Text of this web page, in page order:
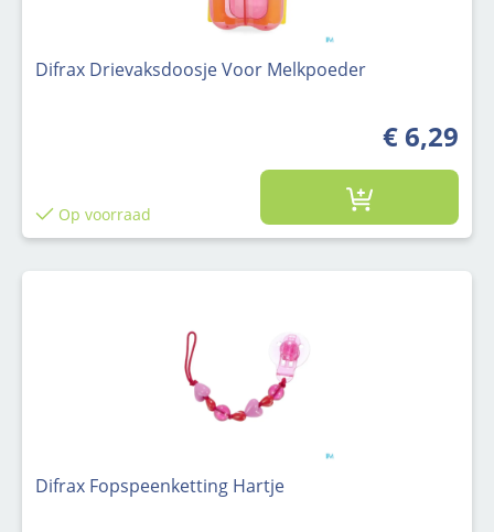
Difrax Drievaksdoosje Voor Melkpoeder
€ 6,29
Op voorraad
Difrax Fopspeenketting Hartje